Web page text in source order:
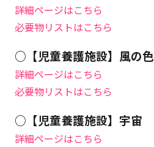
詳細ページはこちら
必要物リストはこちら
○【児童養護施設】風の色
詳細ページはこちら
必要物リストはこちら
○【児童養護施設】宇宙
詳細ページはこちら